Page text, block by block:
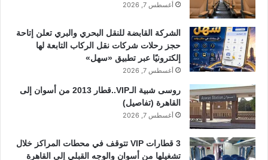
أغسطس 7, 2026
الشركة القابضة للنقل البحري والبري تعلن إتاحة
حجز رحلات شركات نقل الركاب التابعة لها
إلكترونيًا عبر تطبيق «سهل»
أغسطس 7, 2026
روسى شبية الـVIP..قطار 2013 من أسوان إلى
القاهرة (تفاصيل)
أغسطس 7, 2026
3 قطارات VIP تتوقف في محطات المراكز خلال
تشغيلها من أسوان والوجه القبلي إلى القاهرة